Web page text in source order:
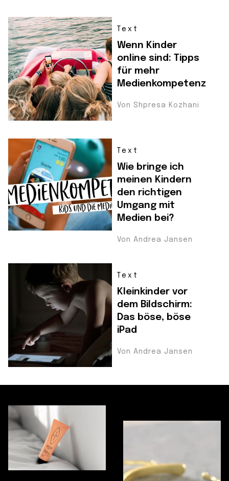
Text
Wenn Kinder
online sind: Tipps
für mehr
Medienkompetenz
Von Shpresa Kozhani
Text
Wie bringe ich
meinen Kindern
den richtigen
Umgang mit
Medien bei?
Von Andrea Jansen
Text
Kleinkinder vor
dem Bildschirm:
Das böse, böse
iPad
Von Andrea Jansen